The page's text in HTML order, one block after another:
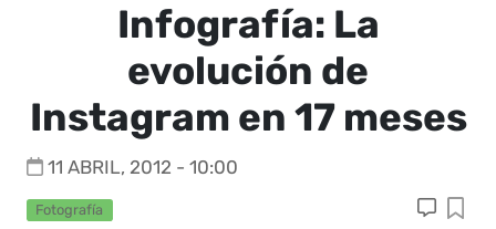
Infografía: La
evolución de
Instagram en 17 meses
11 ABRIL, 2012 - 10:00
Fotografía